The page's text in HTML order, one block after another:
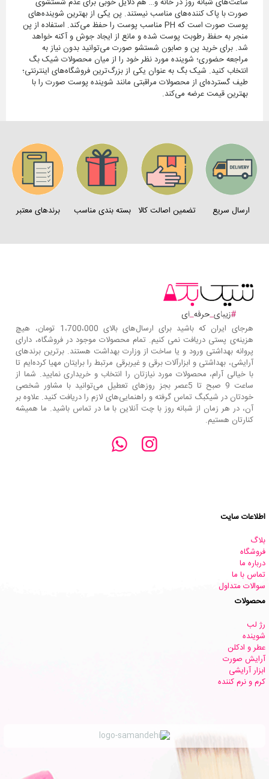
صورت با پاک کننده‌های مناسب نیستند. پن یکی از بهترین شوینده‌های
پوست صورت است که PH مناسب پوست را حفظ می‌کند. استفاده از پن
منجر به حفظ رطوبت پوست شده و مانع از ایجاد جوش و آکنه خواهد
شد. برای خرید پن و صابون شستشو صورت می‌توانید بدون نیاز به
مراجعه حضوری؛ شوینده مورد نظر خود را از میان محصولات شیک بگ
انتخاب کنید. شیک بگ به عنوان یکی از بزرگ‌ترین فروشگاه‌های اینترنتی؛
طیف گسترده‌ای از محصولات مراقبتی مانند شوینده پوست صورت را با
بهترین قیمت عرضه می‌کند.
ارسال سریع تضمین اصالت کالا بسته بندی مناسب برندهای معتبر
هرجای ایران که باشید برای ارسال‌های بالای 1،700،000 تومان، هیچ
هزینه‌ی پستی دریافت نمی کنیم. تمام محصولات موجود در فروشگاه، دارای
پروانه بهداشتی ورود و یا ساخت از وزارت بهداشت هستند. برترین‌ برندهای
آرایشی، بهداشتی و ابزارآلات برقی و غیربرقی مرتبط را برایتان مهیا کرده‌ایم تا
با خیالی آرام، محصولات مورد نیازتان را انتخاب و خریداری نمایید. شما از
ساعت 9 صبح تا 5عصر بجز روزهای تعطیل می‌توانید با مشاور شخصی
خودتان در شیکبگ تماس گرفته و راهنمایی‌های لازم را دریافت کنید. علاوه بر
آن، در هر زمان از شبانه روز با چت آنلاین با ما در تماس باشید. ما همیشه
کنارتان هستیم.
اطلاعات سایت
بلاگ
فروشگاه
درباره ما
تماس با ما
سوالات متداول
محصولات
رژ لب
شوینده
عطر و ادکلن
آرایش صورت
ابزار آرایشی
کرم و نرم کننده